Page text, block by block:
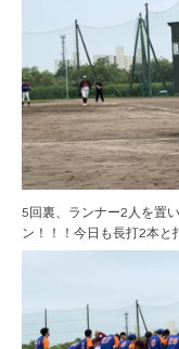
5回裏、ランナー2人を置
ン！！！今日も長打2本と